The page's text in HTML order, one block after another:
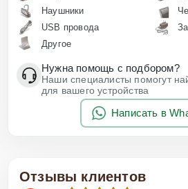
Наушники
USB провода
Другое
Нужна помощь с подбором?
Наши специалисты помогут
для вашего устройства
Написать в
Отзывы клиентов